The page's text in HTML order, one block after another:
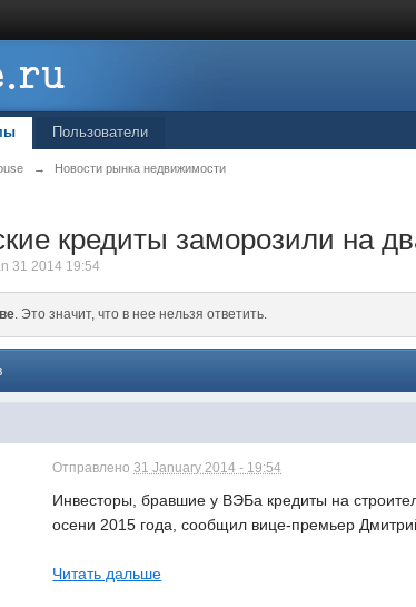
Пользователи
→ Новости рынка недвижимости
кредиты заморозили на
31 2014 19:54
. Это значит, что в нее нельзя ответить.
Отправлено31 January 2014 - 19:54
Инвесторы, бравшие у ВЭБа кредиты на
осени 2015 года, сообщил вице-премьер
Читать дальше